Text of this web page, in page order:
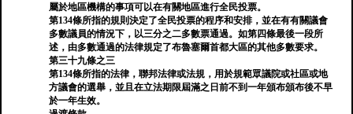
屬於地區機構的事項可以在有關地區進行全民投票。
第134條所指的規則決定了全民投票的程序和安排，並在有有關議會
多數議員的情況下，以三分之二多數票通過。如第四條最後一段所
述，由多數通過的法律規定了布魯塞爾首都大區的其他多數要求。
第三十九條之三
第134條所指的法律，聯邦法律或法規，用於規範眾議院或社區或地
方議會的選舉，並且在立法期限屆滿之日前不到一年頒布頒布後不早
於一年生效。